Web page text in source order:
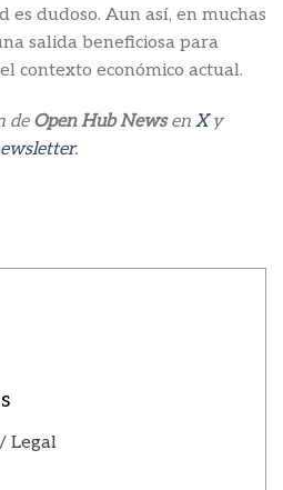
es dudoso. Aun así, en muchas
salida beneficiosa para
contexto económico actual.
de Open Hub Newsen Xy
.
Legal